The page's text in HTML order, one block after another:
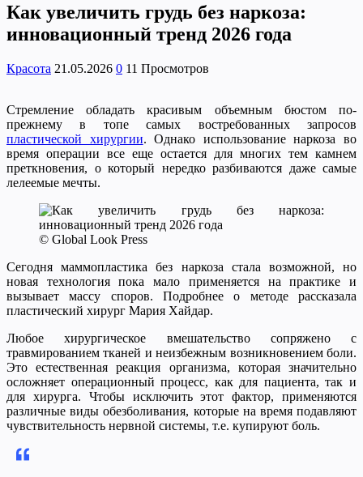
Как увеличить грудь без наркоза:
инновационный тренд 2026 года
Красота 21.05.2026 0 11 Просмотров
Стремление обладать красивым объемным бюстом по-
прежнему в топе самых востребованных запросов
пластической хирургии. Однако использование наркоза во
время операции все еще остается для многих тем камнем
преткновения, о который нередко разбиваются даже самые
лелеемые мечты.
© Global Look Press
Сегодня маммопластика без наркоза стала возможной, но
новая технология пока мало применяется на практике и
вызывает массу споров. Подробнее о методе рассказала
пластический хирург Мария Хайдар.
Любое хирургическое вмешательство сопряжено с
травмированием тканей и неизбежным возникновением боли.
Это естественная реакция организма, которая значительно
осложняет операционный процесс, как для пациента, так и
для хирурга. Чтобы исключить этот фактор, применяются
различные виды обезболивания, которые на время подавляют
чувствительность нервной системы, т.е. купируют боль.